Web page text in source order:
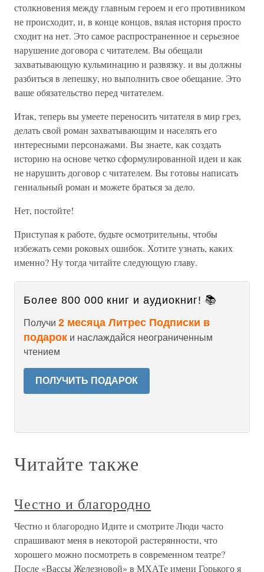
столкновения между главным героем и его противником
не происходит, и, в конце концов, вялая история просто
сходит на нет. Это самое распространенное и серьезное
нарушение договора с читателем. Вы обещали
захватывающую кульминацию и развязку. и вы должны
разбиться в лепешку, но выполнить свое обещание. Это
ваше обязательство перед читателем.
Итак, теперь вы умеете переносить читателя в мир грез,
делать свой роман захватывающим и населять его
интересными персонажами. Вы знаете, как создать
историю на основе четко сформулированной идеи и как
не нарушить договор с читателем. Вы готовы написать
гениальный роман и можете браться за дело.
Нет, постойте!
Приступая к работе, будьте осмотрительны, чтобы
избежать семи роковых ошибок. Хотите узнать, каких
именно? Ну тогда читайте следующую главу.
Более 800 000 книг и аудиокниг! 📚
Получи 2 месяца Литрес Подписки в
подарок и наслаждайся неограниченным
чтением
ПОЛУЧИТЬ ПОДАРОК
Читайте также
Честно и благородно
Честно и благородно Идите и смотрите Люди часто
спрашивают меня в некоторой растерянности, что
хорошего можно посмотреть в современном театре?
После «Вассы Железновой» в МХАТе имени Горького я